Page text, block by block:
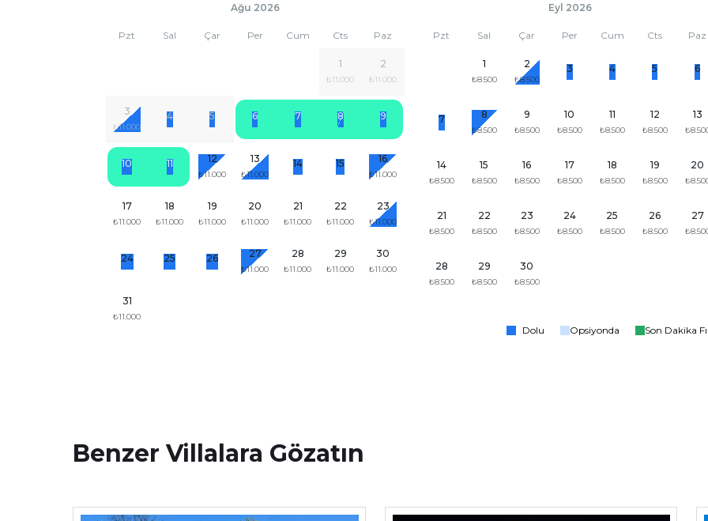
Ağu 2026
Pzt Sal Çar Per Cum Cts Paz
1
₺11.000
2
₺11.000
3
₺11.000
4 5 6 7 8 9
10 11 12
₺11.000
13
₺11.000
14 15 16
₺11.000
17
₺11.000
18
₺11.000
19
₺11.000
20
₺11.000
21
₺11.000
22
₺11.000
23
₺11.000
24 25 26 27
₺11.000
28
₺11.000
29
₺11.000
30
₺11.000
31
₺11.000
Eyl 2026
Pzt Sal Çar Per Cum Cts Paz
1
₺8.500
2
₺8.500
3 4 5 6
7 8
₺8.500
9
₺8.500
10
₺8.500
11
₺8.500
12
₺8.500
13
14
₺8.500
15
₺8.500
16
₺8.500
17
₺8.500
18
₺8.500
19
₺8.500
20
21
₺8.500
22
₺8.500
23
₺8.500
24
₺8.500
25
₺8.500
26
₺8.500
27
28
₺8.500
29
₺8.500
30
₺8.500
Dolu Opsiyonda Son Dakika
Benzer Villalara Gözatın